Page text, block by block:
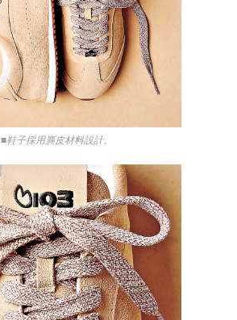
■鞋子採用麂皮材料設計。